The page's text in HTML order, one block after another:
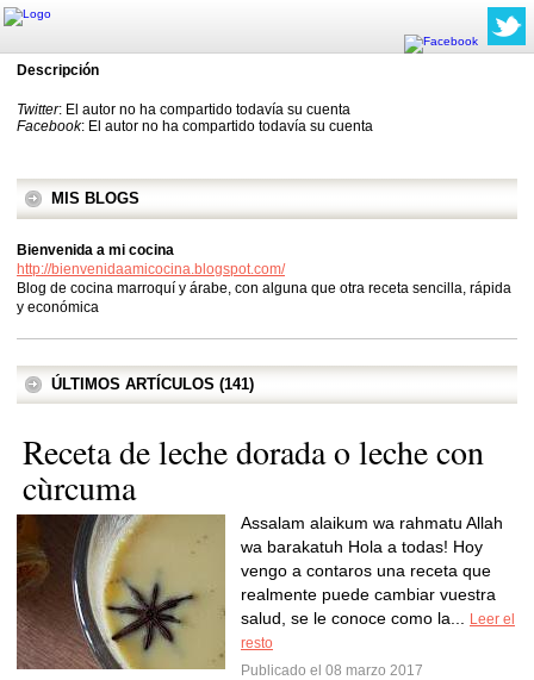
Descripción
Twitter: El autor no ha compartido todavía su cuenta
Facebook: El autor no ha compartido todavía su cuenta
MIS BLOGS
Bienvenida a mi cocina
http://bienvenidaamicocina.blogspot.com/
Blog de cocina marroquí y árabe, con alguna que otra receta sencilla, rápida
y económica
ÚLTIMOS ARTÍCULOS (141)
Receta de leche dorada o leche con
cùrcuma
Assalam alaikum wa rahmatu Allah
wa barakatuh Hola a todas! Hoy
vengo a contaros una receta que
realmente puede cambiar vuestra
salud, se le conoce como la...
Leer el
resto
Publicado el 08 marzo 2017